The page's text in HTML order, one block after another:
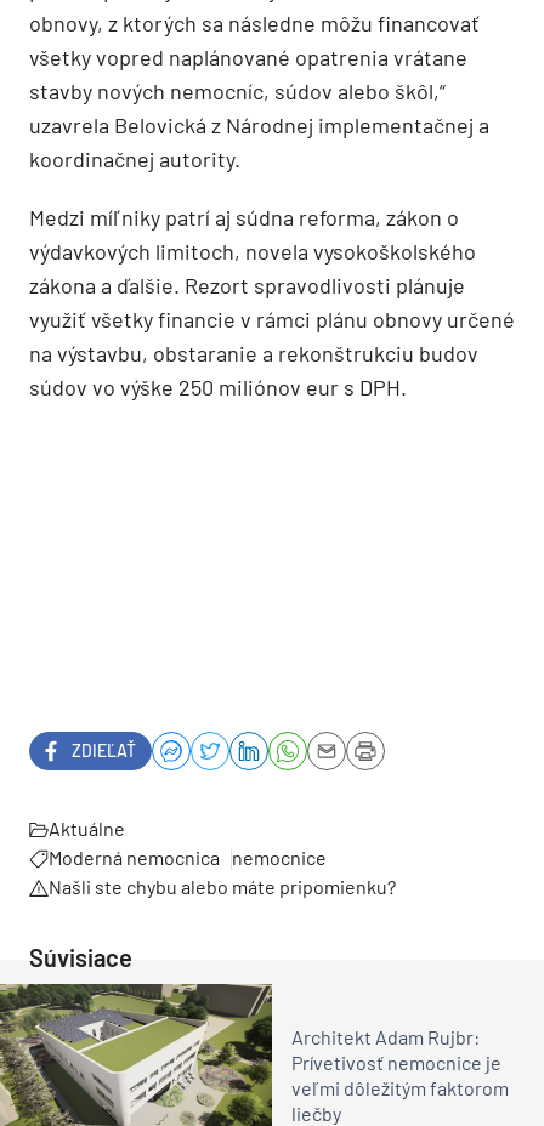
obnovy, z ktorých sa následne môžu financovať
všetky vopred naplánované opatrenia vrátane
stavby nových nemocníc, súdov alebo škôl,“
uzavrela Belovická z Národnej implementačnej a
koordinačnej autority.
Medzi míľniky patrí aj súdna reforma, zákon o
výdavkových limitoch, novela vysokoškolského
zákona a ďalšie. Rezort spravodlivosti plánuje
využiť všetky financie v rámci plánu obnovy určené
na výstavbu, obstaranie a rekonštrukciu budov
súdov vo výške 250 miliónov eur s DPH.
ZDIEĽAŤ
Aktuálne
Moderná nemocnica
nemocnice
Našli ste chybu alebo máte pripomienku?
Súvisiace
Architekt Adam Rujbr:
Prívetivosť nemocnice je
veľmi dôležitým faktorom
liečby